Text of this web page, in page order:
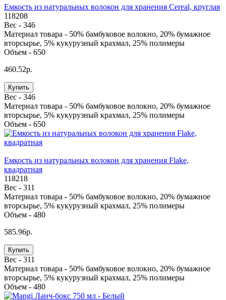
Eмкость из натуральных волокон для хранения Cereal, круглая
118208
Вес - 346
Материал товара - 50% бамбуковое волокно, 20% бумажное
вторсырье, 5% кукурузный крахмал, 25% полимеры
Объем - 650
460.52р.
Купить
Вес - 346
Материал товара - 50% бамбуковое волокно, 20% бумажное
вторсырье, 5% кукурузный крахмал, 25% полимеры
Объем - 650
Eмкость из натуральных волокон для хранения Flake,
квадратная
118218
Вес - 311
Материал товара - 50% бамбуковое волокно, 20% бумажное
вторсырье, 5% кукурузный крахмал, 25% полимеры
Объем - 480
585.96р.
Купить
Вес - 311
Материал товара - 50% бамбуковое волокно, 20% бумажное
вторсырье, 5% кукурузный крахмал, 25% полимеры
Объем - 480